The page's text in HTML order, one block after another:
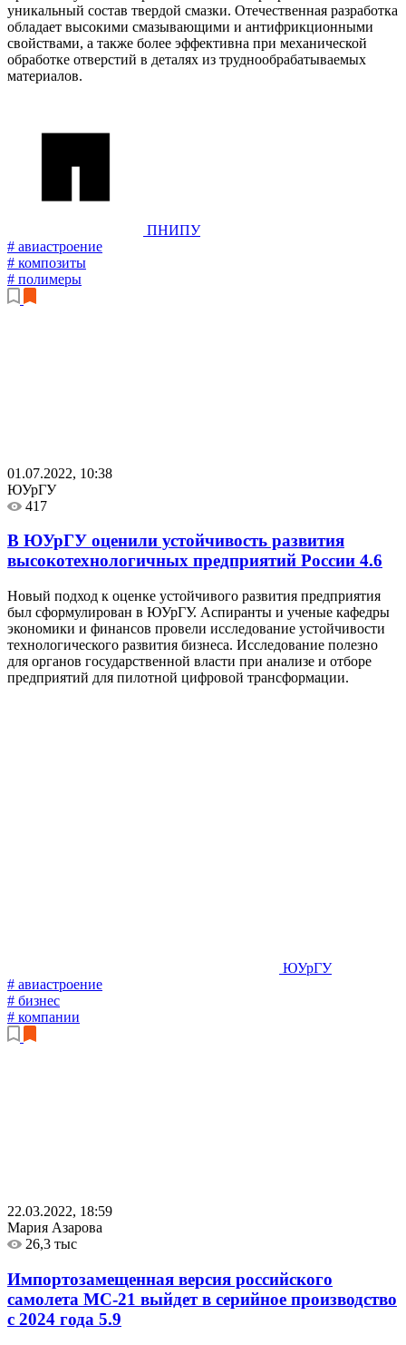
уникальный состав твердой смазки. Отечественная разработка
обладает высокими смазывающими и антифрикционными
свойствами, а также более эффективна при механической
обработке отверстий в деталях из труднообрабатываемых
материалов.
ПНИПУ
# авиастроение
# композиты
# полимеры
01.07.2022, 10:38
ЮУрГУ
417
В ЮУрГУ оценили устойчивость развития
высокотехнологичных предприятий России 4.6
Новый подход к оценке устойчивого развития предприятия
был сформулирован в ЮУрГУ. Аспиранты и ученые кафедры
экономики и финансов провели исследование устойчивости
технологического развития бизнеса. Исследование полезно
для органов государственной власти при анализе и отборе
предприятий для пилотной цифровой трансформации.
ЮУрГУ
# авиастроение
# бизнес
# компании
22.03.2022, 18:59
Мария Азарова
26,3 тыс
Импортозамещенная версия российского
самолета МС-21 выйдет в серийное производство
с 2024 года 5.9